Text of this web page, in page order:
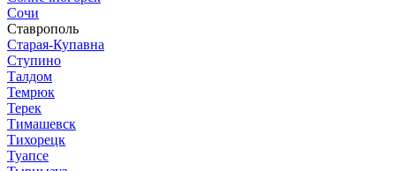
Сочи
Ставрополь
Старая-Купавна
Ступино
Талдом
Темрюк
Терек
Тимашевск
Тихорецк
Туапсе